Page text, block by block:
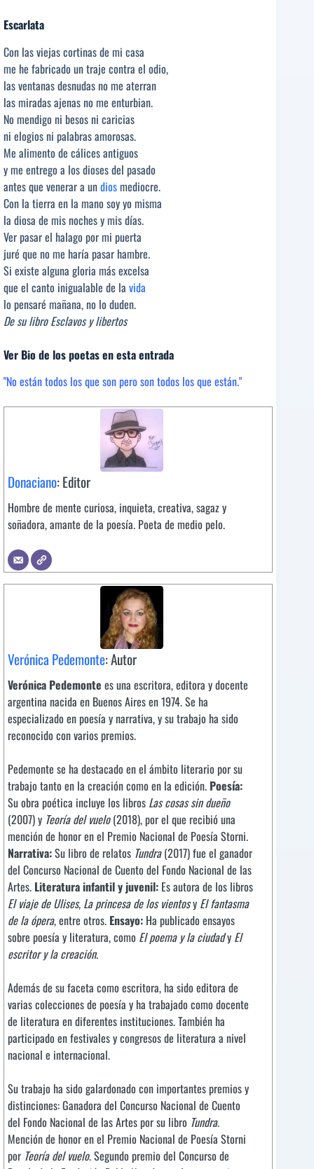
Escarlata
Con las viejas cortinas de mi casa
me he fabricado un traje contra el odio,
las ventanas desnudas no me aterran
las miradas ajenas no me enturbian.
No mendigo ni besos ni caricias
ni elogios ni palabras amorosas.
Me alimento de cálices antiguos
y me entrego a los dioses del pasado
antes que venerar a undiosmediocre.
Con la tierra en la mano soy yo misma
la diosa de mis noches y mis días.
Ver pasar el halago por mi puerta
juré que no me haría pasar hambre.
Si existe alguna gloria más excelsa
que el canto inigualable de la vida
lo pensaré mañana, no lo duden.
De su libro Esclavos y libertos
Ver Bio de los poetas en esta entrada
"No están todos los que son pero son todos los que están."
Donaciano: Editor
Hombre de mente curiosa, inquieta, creativa, sagaz y
soñadora, amante de la poesía. Poeta de medio pelo.
Verónica Pedemonte: Autor
Verónica Pedemonte es una escritora, editora y docente
argentina nacida en Buenos Aires en 1974. Se ha
especializado en poesía y narrativa, y su trabajo ha sido
reconocido con varios premios.
Pedemonte se ha destacado en el ámbito literario por su
trabajo tanto en la creación como en la edición. Poesía:
Su obra poética incluye los libros Las cosas sin dueño
(2007) y Teoría del vuelo(2018), por el que recibió una
mención de honor en el Premio Nacional de Poesía Storni.
Narrativa:Su libro de relatos Tundra(2017) fue el ganador
del Concurso Nacional de Cuento del Fondo Nacional de las
Artes. Literatura infantil y juvenil: Es autora de los libros
El viaje de Ulises, La princesa de los vientosy El fantasma
de la ópera, entre otros. Ensayo: Ha publicado ensayos
sobre poesía y literatura, como El poema y la ciudady El
escritor y la creación.
Además de su faceta como escritora, ha sido editora de
varias colecciones de poesía y ha trabajado como docente
de literatura en diferentes instituciones. También ha
participado en festivales y congresos de literatura a nivel
nacional e internacional.
Su trabajo ha sido galardonado con importantes premios y
distinciones: Ganadora del Concurso Nacional de Cuento
del Fondo Nacional de las Artes por su libro Tundra.
Mención de honor en el Premio Nacional de Poesía Storni
por Teoría del vuelo. Segundo premio del Concurso de